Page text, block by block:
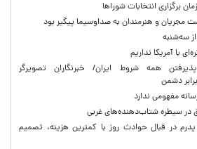
برگزاری انتخابات شوراها
مجریان و هنرمندان به صداوسیما پیگیر بود
سه‌شنبه
با آمریکا نداریم
همه شروط ایران/ خبرنگاران تصویرگر
دشمن
مفهومی ندارد
در سیطره شتاب‌دهنده‌‌های غربی
پدرم در قبال حوادث روز با کمترین هزینه، تصمیم